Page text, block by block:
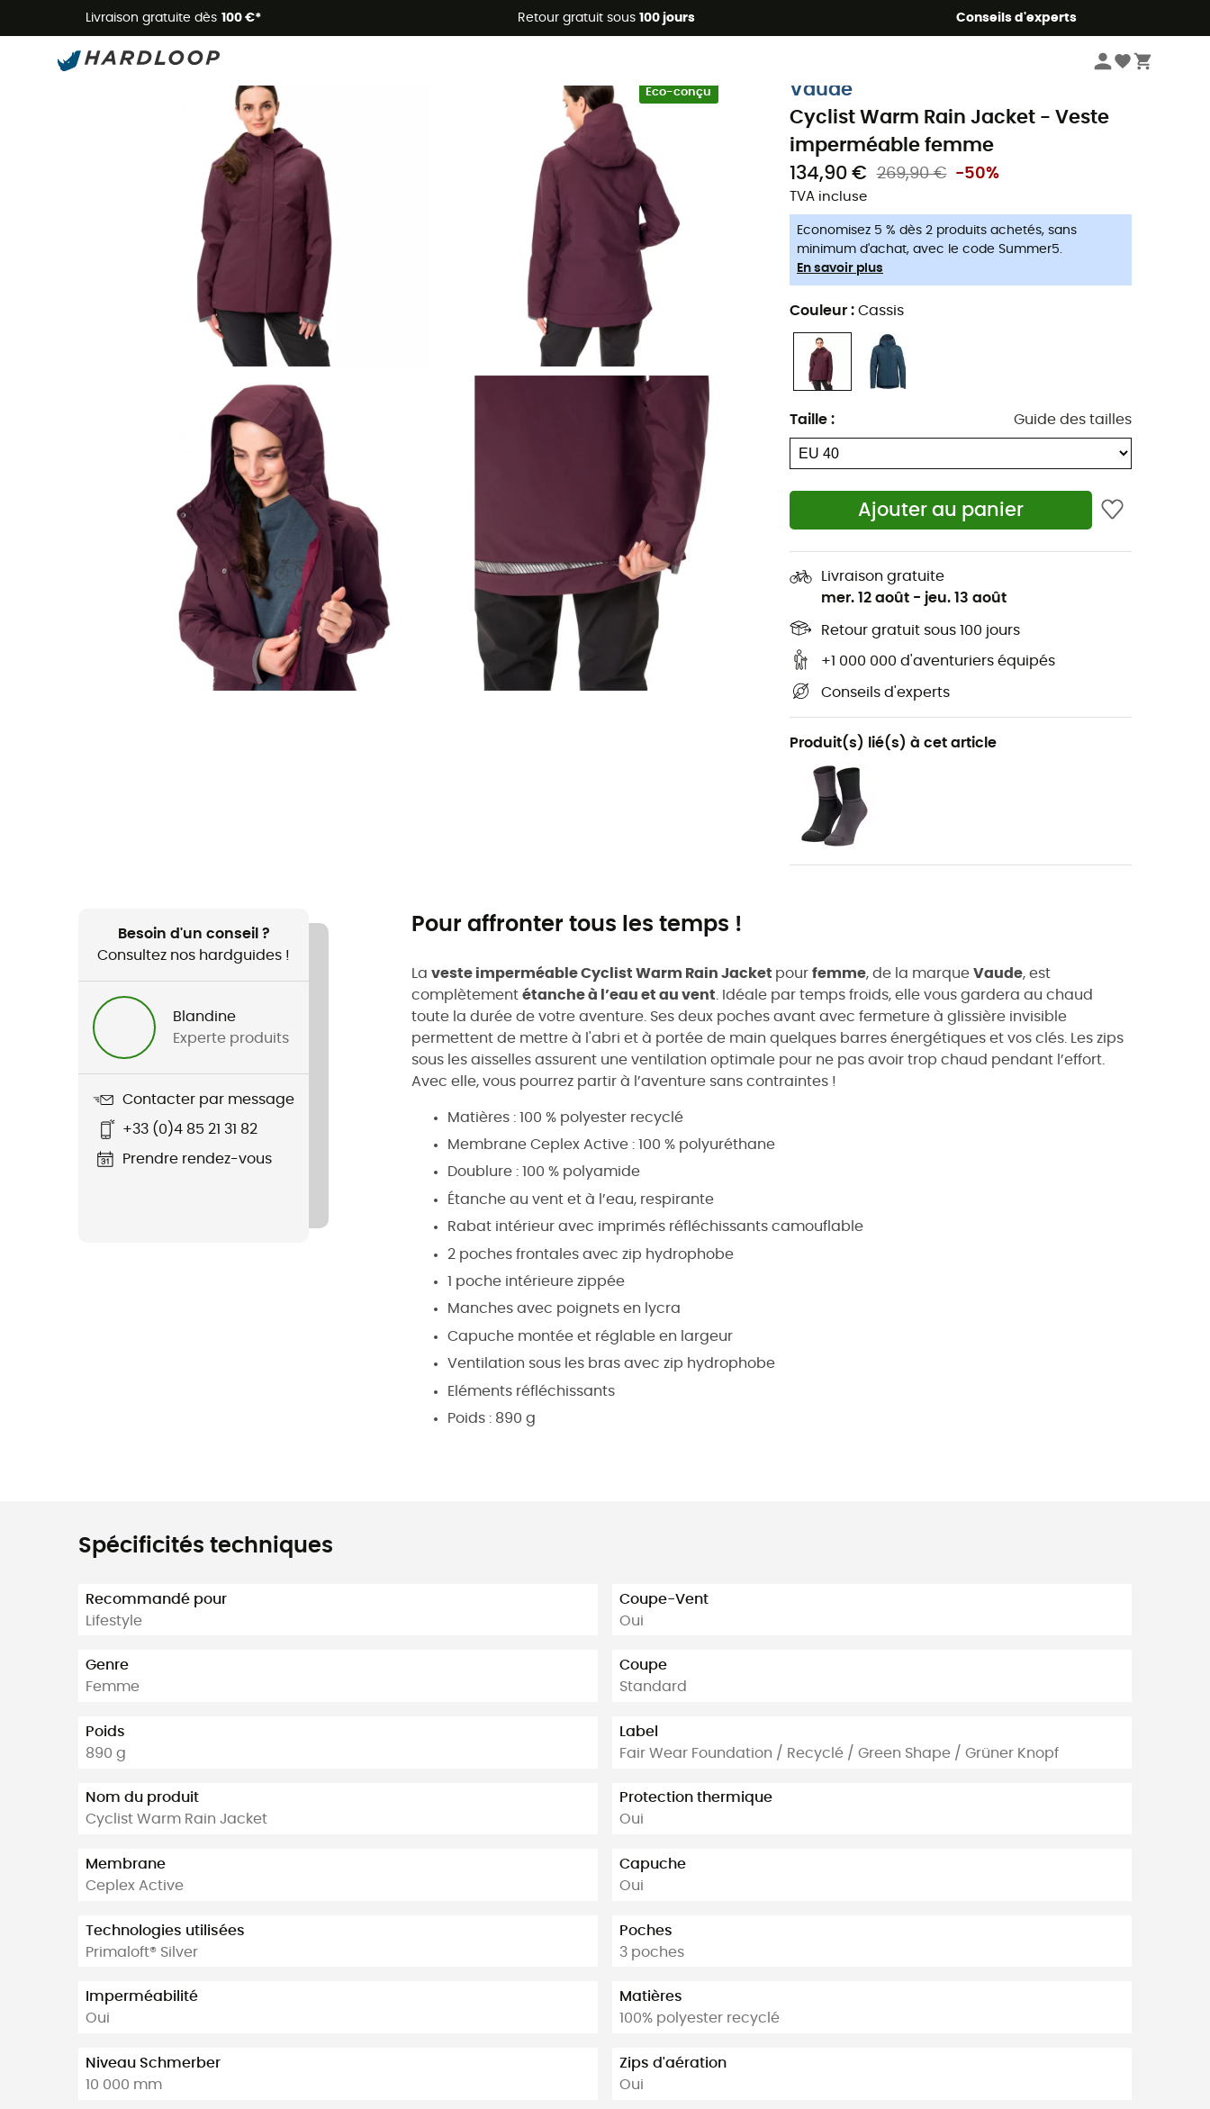
Livraison gratuite dès 100 €* Retour gratuit sous 100 jours Conseils d'experts
Promos d'été 🔥 -5 % EXTRA dès 2 produits* code Summer5
Eco-conçu
Vestes imperméables femme
Vaude
Cyclist Warm Rain Jacket - Veste
imperméable femme
134,90 €
269,90 € -50%
TVA incluse
Economisez 5 % dès 2 produits achetés, sans
minimum d'achat, avec le code Summer5.
En savoir plus
Couleur : Cassis
Taille : Guide des tailles
Ajouter au panier
Livraison gratuite
mer. 12 août - jeu. 13 août
Retour gratuit sous 100 jours
+1 000 000 d'aventuriers équipés
Conseils d'experts
Produit(s) lié(s) à cet article
Besoin d'un conseil ?
Consultez nos hardguides !
Blandine
Experte produits
Contacter par message
+33 (0)4 85 21 31 82
Prendre rendez-vous
Pour affronter tous les temps !
La veste imperméable Cyclist Warm Rain Jacket pour femme, de la marque Vaude, est
complètement étanche à l’eau et au vent . Idéale par temps froids, elle vous gardera au chaud
toute la durée de votre aventure. Ses deux poches avant avec fermeture à glissière invisible
permettent de mettre à l'abri et à portée de main quelques barres énergétiques et vos clés. Les zips
sous les aisselles assurent une ventilation optimale pour ne pas avoir trop chaud pendant l’effort.
Avec elle, vous pourrez partir à l’aventure sans contraintes !
Matières : 100 % polyester recyclé
Membrane Ceplex Active : 100 % polyuréthane
Doublure : 100 % polyamide
Étanche au vent et à l’eau, respirante
Rabat intérieur avec imprimés réfléchissants camouflable
2 poches frontales avec zip hydrophobe
1 poche intérieure zippée
Manches avec poignets en lycra
Capuche montée et réglable en largeur
Ventilation sous les bras avec zip hydrophobe
Eléments réfléchissants
Poids : 890 g
Spécificités techniques
Recommandé pour
Lifestyle
Genre
Femme
Poids
890 g
Nom du produit
Cyclist Warm Rain Jacket
Membrane
Ceplex Active
Technologies utilisées
Primaloft® Silver
Imperméabilité
Oui
Niveau Schmerber
10 000 mm
Coupe-Vent
Oui
Coupe
Standard
Label
Fair Wear Foundation / Recyclé / Green Shape / Grüner Knopf
Protection thermique
Oui
Capuche
Oui
Poches
3 poches
Matières
100% polyester recyclé
Zips d'aération
Oui